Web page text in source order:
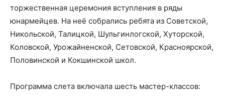
торжественная церемония вступления в ряды
юнармейцев. На неё собрались ребята из Советской,
Никольской, Талицкой, Шульгинлогской, Хуторской,
Коловской, Урожайненской, Сетовской, Красноярской,
Половинской и Кокшинской школ.
Программа слета включала шесть мастер-классов: